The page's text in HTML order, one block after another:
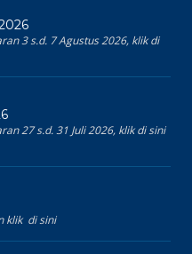
3 s.d. 7 Agustus 2026, klik di
27 s.d. 31 Juli 2026, klik di sini
klik di sini